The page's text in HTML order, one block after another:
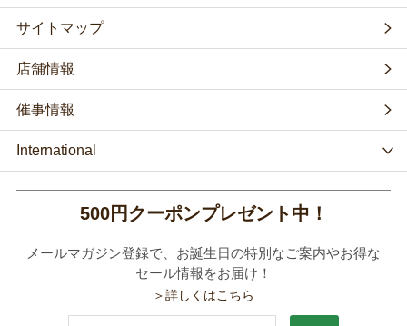
サイトマップ
店舗情報
催事情報
International
500円クーポンプレゼント中！
メールマガジン登録で、お誕生日の特別なご案内やお得な
セール情報をお届け！
＞詳しくはこちら